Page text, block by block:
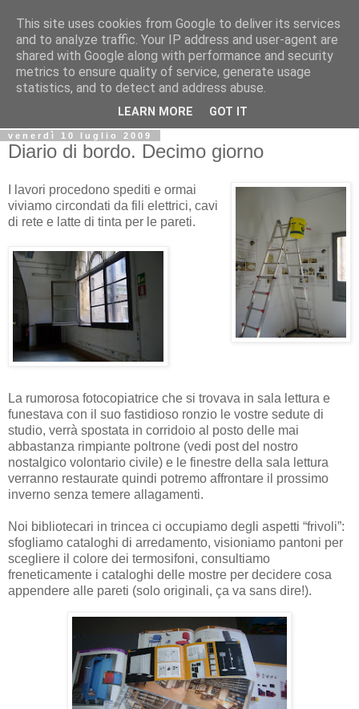
Biblio@rti in
Il Blog della Biblioteca di Area delle arti per condividere
informazioni iniziative incontri
venerdì 10 luglio 2009
Diario di bordo. Decimo giorno
I lavori procedono spediti e ormai
viviamo circondati da fili elettrici, cavi
di rete e latte di tinta per le pareti.
La rumorosa fotocopiatrice che si trovava in sala lettura e
funestava con il suo fastidioso ronzio le vostre sedute di
studio, verrà spostata in corridoio al posto delle mai
abbastanza rimpiante poltrone (vedi post del nostro
nostalgico volontario civile) e le finestre della sala lettura
verranno restaurate quindi potremo affrontare il prossimo
inverno senza temere allagamenti.
Noi bibliotecari in trincea ci occupiamo degli aspetti “frivoli”:
sfogliamo cataloghi di arredamento, visioniamo pantoni per
scegliere il colore dei termosifoni, consultiamo
freneticamente i cataloghi delle mostre per decidere cosa
appendere alle pareti (solo originali, ça va sans dire!).
This site uses cookies from Google to deliver its services
and to analyze traffic. Your IP address and user-agent are
shared with Google along with performance and security
metrics to ensure quality of service, generate usage
statistics, and to detect and address abuse.
LEARN MORE GOT IT